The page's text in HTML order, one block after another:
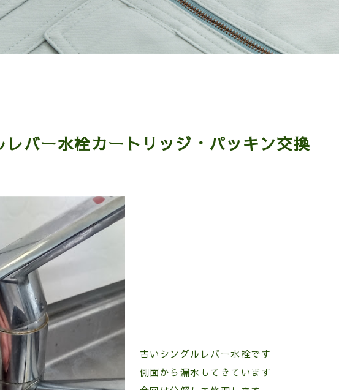
レバー水栓カートリッジ・パッキン交換
古いシングルレバー水栓です
側面から漏水してきています